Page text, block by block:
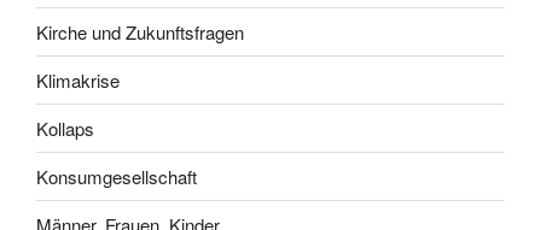
Kirche und Zukunftsfragen
Klimakrise
Kollaps
Konsumgesellschaft
Männer, Frauen, Kinder